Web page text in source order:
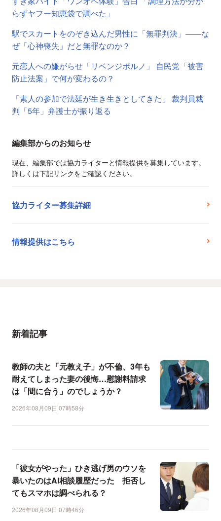
らずヤフー知恵袋で調べた」
駅でスカートをのぞき込んだ男性に「無罪判決」――な
ぜ「心神喪失」だと無罪なのか？
元恋人への嫌がらせ「リベンジポルノ」 自民党「被害
防止法案」で何が変わるの？
「素人の参加で法廷が生き生きとしてきた」 裁判員裁
判「5年」弁護士が振り返る
編集部からのお知らせ
現在、編集部では協力ライターと情報提供を募集しています。
詳しくは下記リンクをご確認ください。
協力ライター募集詳細
情報提供はこちら
新着記事
教師の夫と「元教え子」が不倫、3年も
耐えてしまった妻の後悔…慰謝料請求
は「間に合う」のでしょうか？
2026年08月09日 07時58分
「彼女がやった」ひき逃げ男のウソを
暴いたのはAI相談履歴だった 拒否し
てもスマホは調べられる？
2026年08月09日 07時46分